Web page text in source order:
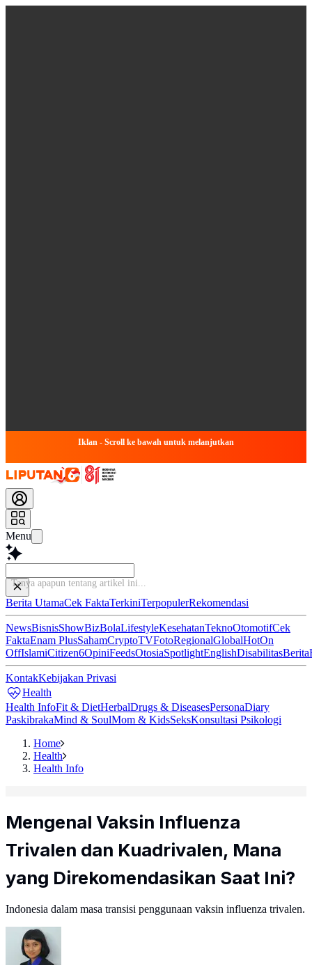
Iklan - Scroll ke bawah untuk melanjutkan
Menu
Tanya apapun tentang
Berita UtamaCek FaktaTerkiniTerpopulerRekomendasi
NewsBisnisShowBizBolaLifestyleKesehatanTeknoOtomotifCek
FaktaEnam PlusSahamCryptoTVFotoRegionalGlobalHotOn
OffIslamiCitizen6OpiniFeedsOtosiaSpotlightEnglishDisabilitasBerita
KontakKebijakan Privasi
Health
Health InfoFit & DietHerbalDrugs & DiseasesPersonaDiary
PaskibrakaMind & SoulMom & KidsSeksKonsultasi Psikologi
Home
Health
Health Info
Mengenal Vaksin Influenza
Trivalen dan Kuadrivalen, Mana
yang Direkomendasikan Saat Ini?
Indonesia dalam masa transisi penggunaan vaksin influenza trivalen.